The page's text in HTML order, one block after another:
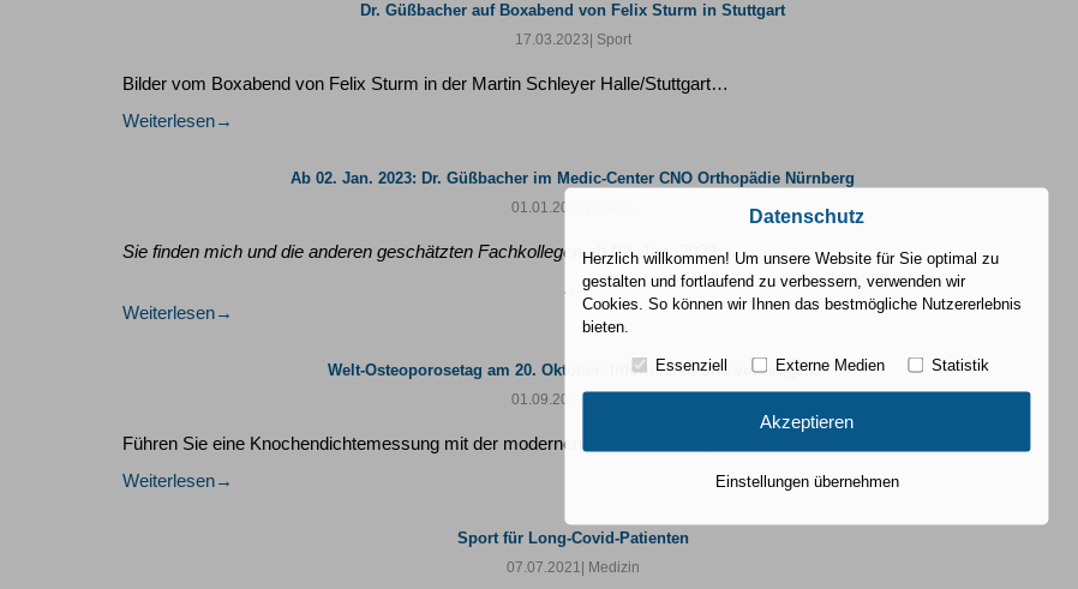
Dr. Güßbacher auf Boxabend von Felix Sturm in Stuttgart
17.03.2023 | Sport
Bilder vom Boxabend von Felix Sturm in der Martin Schleyer Halle/Stuttgart…
Weiterlesen
Ab 02. Jan. 2023: Dr. Güßbacher im Medic-Center CNO Orthopädie Nürnberg
01.01.2023
Sie finden mich und die anderen geschätzten Fachkollegen ab 02. Jan. 2023:
…
Weiterlesen
Welt-Osteoporosetag am 20. Oktober: Informieren und vorbeugen.
01.09.2021
Führen Sie eine Knochendichtemessung mit der modernen und zuverlässigen…
Weiterlesen
Sport für Long-Covid-Patienten
07.07.2021 | Medizin
Datenschutz
Herzlich willkommen! Um unsere Website für Sie optimal zu
gestalten und fortlaufend zu verbessern, verwenden wir
Cookies. So können wir Ihnen das bestmögliche Nutzererlebnis
bieten.
Essenziell Externe Medien Statistik
Akzeptieren
Einstellungen übernehmen